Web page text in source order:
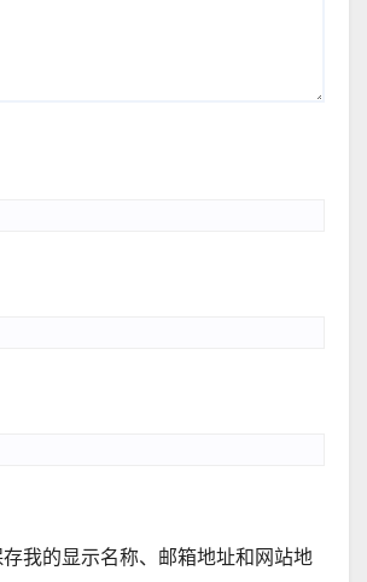
我的显示名称、邮箱地址和网站地